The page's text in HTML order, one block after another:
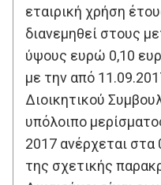
εταιρική χρήση
διανεμηθεί στους
ύψους ευρώ 0,10
με την από
Διοικητικού
υπόλοιπο
2017 ανέρχεται
της σχετικής